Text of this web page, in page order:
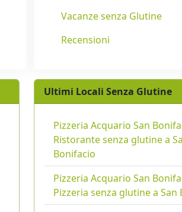
Vacanze senza Glutine
Recensioni
Ultimi Locali Senza Glutine
Pizzeria Acquario San
Ristorante senza glutine a
Bonifacio
Pizzeria Acquario San
Pizzeria senza glutine a San